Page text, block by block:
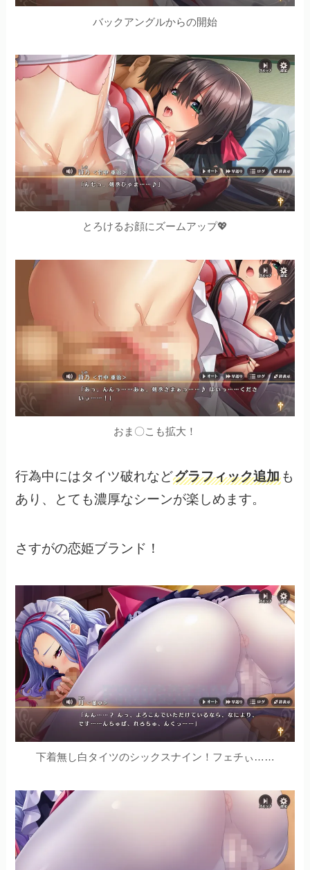
バックアングルからの開始
とろけるお顔にズームアップ💖
おま〇こも拡大！
行為中にはタイツ破れなどグラフィック追加 も
あり、とても濃厚なシーンが楽しめます。
さすがの恋姫ブランド！
下着無し白タイツのシックスナイン！フェチぃ……